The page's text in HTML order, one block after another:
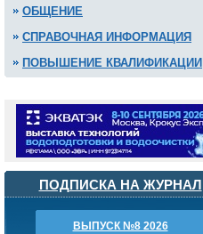
ОБЩЕНИЕ
СПРАВОЧНАЯ ИНФОРМАЦИЯ
ПОВЫШЕНИЕ КВАЛИФИКАЦИИ
ПОДПИСКА НА ЖУРНАЛ
ВЫПУСК №8 2026